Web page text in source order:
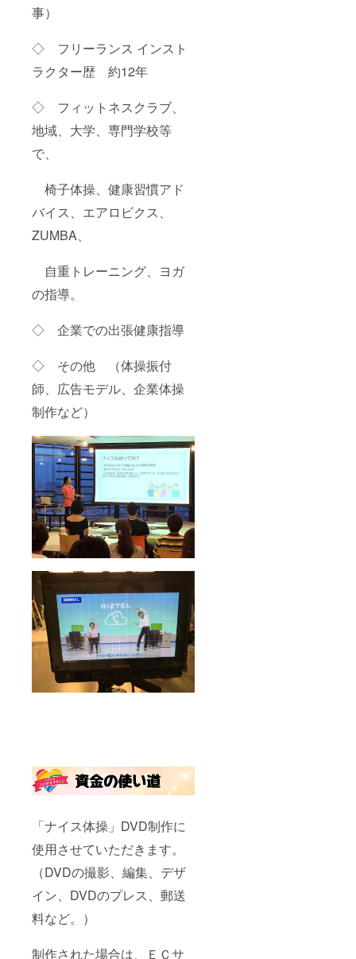
事）
◇ フリーランス インスト
ラクター歴 約12年
◇ フィットネスクラブ、
地域、大学、専門学校等
で、
椅子体操、健康習慣アド
バイス、エアロビクス、
ZUMBA、
自重トレーニング、ヨガ
の指導。
◇ 企業での出張健康指導
◇ その他 （体操振付
師、広告モデル、企業体操
制作など）
「ナイス体操」DVD制作に
使用させていただきます。
（DVDの撮影、編集、デザ
イン、DVDのプレス、郵送
料など。）
制作された場合は、ＥＣサ